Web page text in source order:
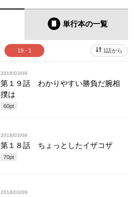
単行本の一覧
19 - 1 1話から
2018/03/09
第１９話 わかりやすい勝負だ腕相
撲は
60pt
2018/03/09
第１８話 ちょっとしたイザコザ
70pt
2018/03/09